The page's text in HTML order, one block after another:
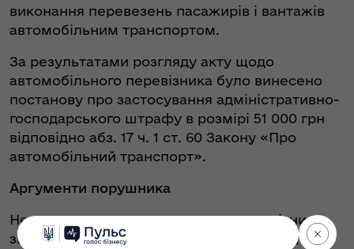
виконання перевезень пасажирів і вантажів
автомобільним транспортом.
За результатами розгляду акту щодо
автомобільного перевізника було винесено
постанову про застосування адміністративно-
господарського штрафу в розмірі 51 000 грн
відповідно абз. 17 ч. 1 ст. 60 Закону «Про
автомобільний транспорт».
Аргументи порушника
Не погодившись з постановою, перевізник
звернувся до суду з позовом, вважаючи, що